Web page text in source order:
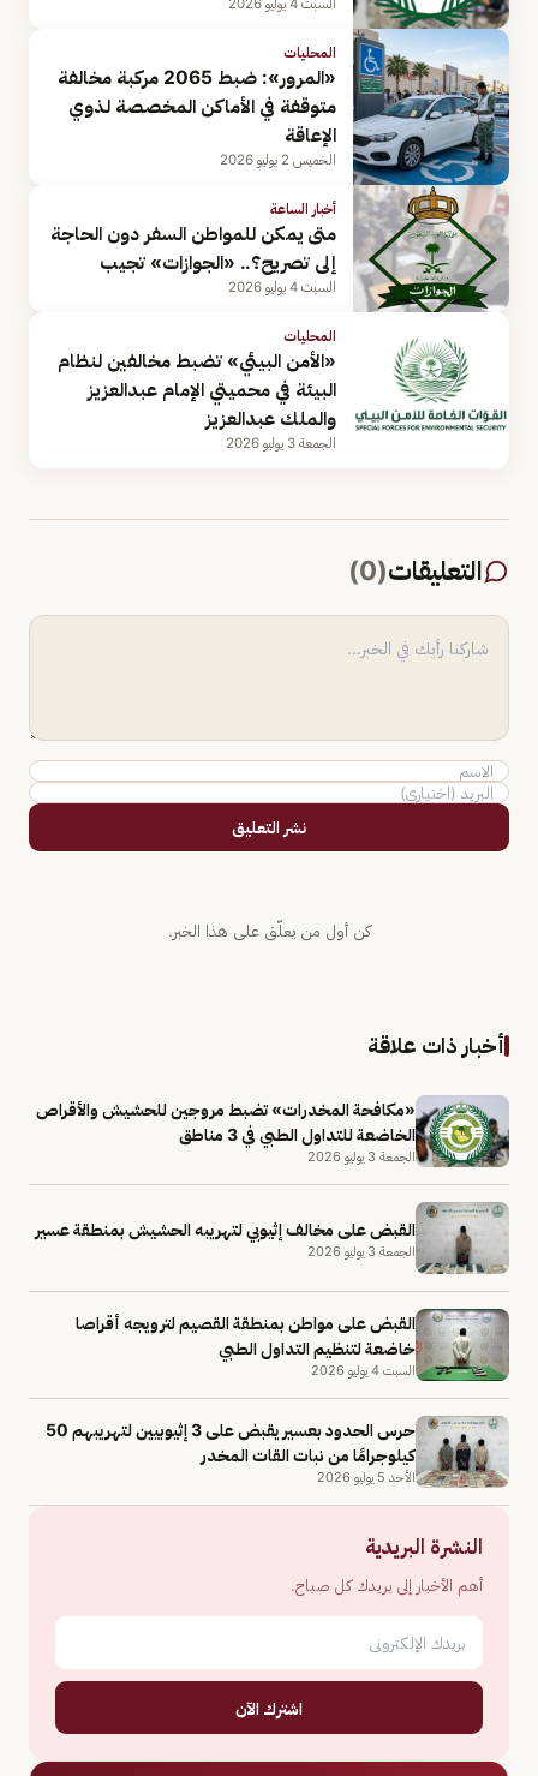
السبت 4 يوليو 2026
المحليات
«المرور»: ضبط 2065 مركبة مخالفة
متوقفة في الأماكن المخصصة لذوي
الإعاقة
الخميس 2 يوليو 2026
أخبار الساعة
متى يمكن للمواطن السفر دون الحاجة
إلى تصريح؟.. «الجوازات» تجيب
السبت 4 يوليو 2026
المحليات
«الأمن البيئي» تضبط مخالفين لنظام
البيئة في محميتي الإمام عبدالعزيز
والملك عبدالعزيز
الجمعة 3 يوليو 2026
التعليقات(
0
)
نشر التعليق
كن أول من يعلّق على هذا الخبر.
أخبار ذات علاقة
«مكافحة المخدرات» تضبط مروجين للحشيش والأقراص
الخاضعة للتداول الطبي في 3 مناطق
الجمعة 3 يوليو 2026
القبض على مخالف إثيوبي لتهريبه الحشيش بمنطقة عسير
الجمعة 3 يوليو 2026
القبض على مواطن بمنطقة القصيم لترويجه أقراصا
خاضعة لتنظيم التداول الطبي
السبت 4 يوليو 2026
حرس الحدود بعسير يقبض على 3 إثيوبيين لتهريبهم 50
كيلوجرامًا من نبات القات المخدر
الأحد 5 يوليو 2026
النشرة البريدية
أهم الأخبار إلى بريدك كل صباح.
اشترك الآن